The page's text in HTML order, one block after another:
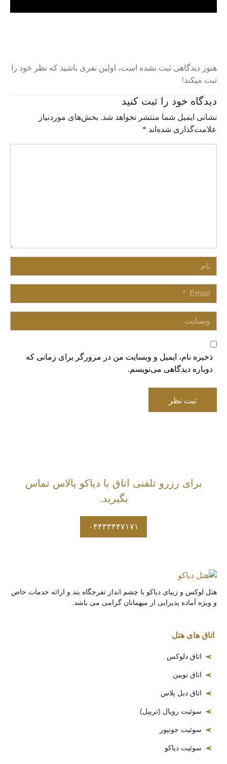
هنوز دیدگاهی ثبت نشده است، اولین نفری باشید که نظر خود را
ثبت میکند!
دیدگاه خود را ثبت کنید
نشانی ایمیل شما منتشر نخواهد شد. بخش‌های موردنیاز
علامت‌گذاری شده‌اند *
Email
*
وبسایت
ذخیره نام، ایمیل و وبسایت من در مرورگر برای زمانی که
دوباره دیدگاهی می‌نویسم.
ثبت نظر
برای رزرو تلفنی اتاق با دیاکو پالاس تماس
بگیرید.
۰۴۴۳۳۴۴۷۱۷۱
هتل لوکس و زیبای دیاکو با چشم انداز تفرجگاه بند و ارائه خدمات خاص
و ویژه آماده پذیرایی از میهمانان گرامی می باشد.
اتاق های هتل
اتاق دلوکس
اتاق تویین
اتاق دبل پلاس
سوئیت رویال (تریپل)
سوئیت جونیور
سوئیت دیاکو